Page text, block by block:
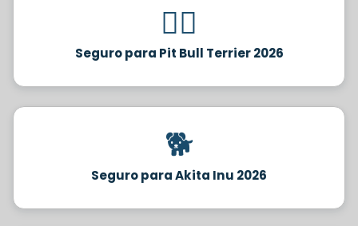
🐕‍🦺
Seguro para Pit Bull Terrier 2026
🐕
Seguro para Akita Inu 2026